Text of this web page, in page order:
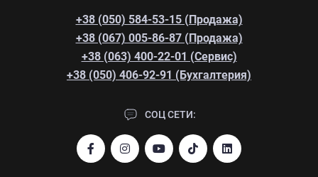
+38 (050) 584-53-15 (Продажа)
+38 (067) 005-86-87 (Продажа)
+38 (063) 400-22-01 (Сервис)
+38 (050) 406-92-91 (Бухгалтерия)
СОЦ СЕТИ: